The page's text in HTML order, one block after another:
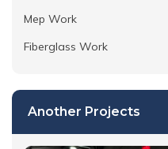
Mep Work
Fiberglass Work
Another Projects